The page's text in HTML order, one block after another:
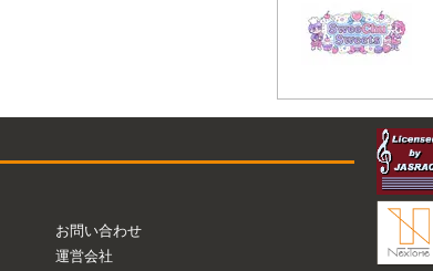
お問い合わせ
運営会社